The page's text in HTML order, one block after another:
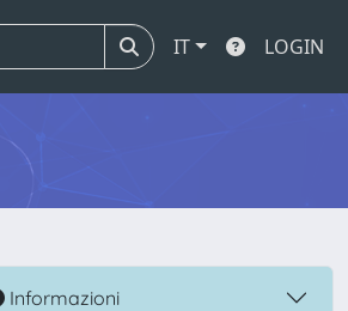
IT LOGIN
Informazioni